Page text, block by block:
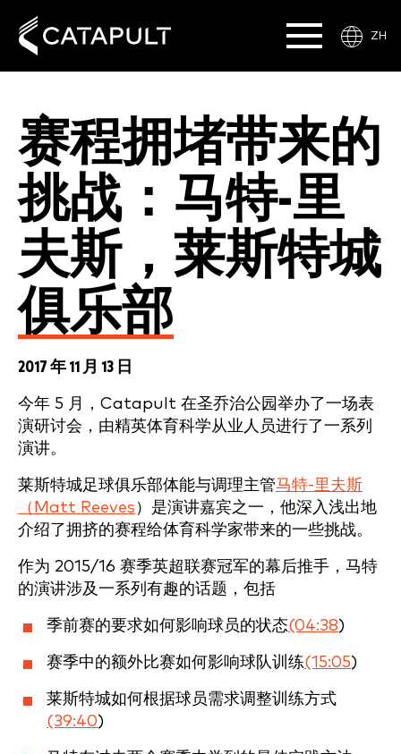
ZH
赛程拥堵带来的
挑战：马特-里
夫斯，莱斯特城
俱乐部
2017 年 11 月 13 日
今年 5 月，Catapult 在圣乔治公园举办了一场表
演研讨会，由精英体育科学从业人员进行了一系列
演讲。
莱斯特城足球俱乐部体能与调理主管马特-里夫斯
（Matt Reeves ）是演讲嘉宾之一，他深入浅出地
介绍了拥挤的赛程给体育科学家带来的一些挑战。
作为 2015/16 赛季英超联赛冠军的幕后推手，马特
的演讲涉及一系列有趣的话题，包括
季前赛的要求如何影响球员的状态(04:38)
赛季中的额外比赛如何影响球队训练(15:05)
莱斯特城如何根据球员需求调整训练方式
(39:40)